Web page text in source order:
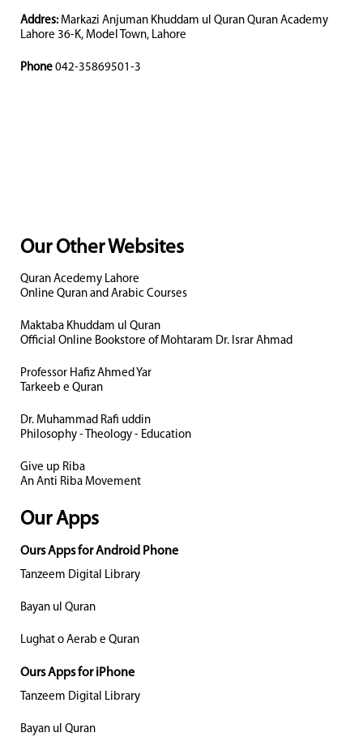
Addres: Markazi Anjuman Khuddam ul Quran Quran Academy
Lahore 36-K, Model Town, Lahore
Phone 042-35869501-3
Our Other Websites
Quran Acedemy Lahore
Online Quran and Arabic Courses
Maktaba Khuddam ul Quran
Official Online Bookstore of Mohtaram Dr. Israr Ahmad
Professor Hafiz Ahmed Yar
Tarkeeb e Quran
Dr. Muhammad Rafi uddin
Philosophy - Theology - Education
Give up Riba
An Anti Riba Movement
Our Apps
Ours Apps for Android Phone
Tanzeem Digital Library
Bayan ul Quran
Lughat o Aerab e Quran
Ours Apps for iPhone
Tanzeem Digital Library
Bayan ul Quran